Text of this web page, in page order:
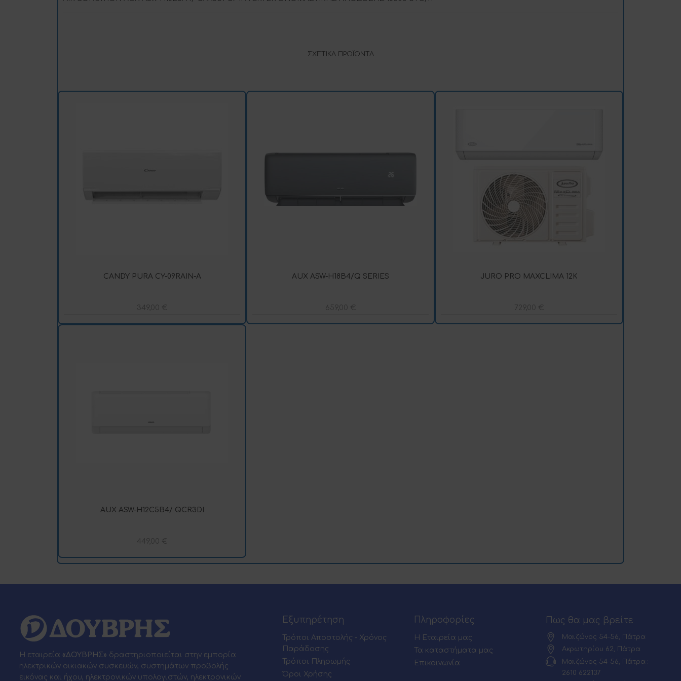
ΣΧΕΤΙΚΆ ΠΡΟΪΌΝΤΑ
CANDY PURA CY-09RAIN-A
349,00 €
AUX ASW-H18B4/Q SERIES
659,00 €
JURO PRO MAXCLIMA 12K
729,00 €
AUX ASW-H12C5B4/ QCR3DI
449,00 €
Η εταιρεία «ΔΟΥΒΡΗΣ» δραστηριοποιείται στην εμπορία
ηλεκτρικών οικιακών συσκευών, συστημάτων προβολής
εικόνας και ήχου, ηλεκτρονικών υπολογιστών, ηλεκτρονικών
Εξυπηρέτηση
Τρόποι Αποστολής - Χρόνος
Παράδοσης
Τρόποι Πληρωμής
Όροι Χρήσης
Πληροφορίες
Η Εταιρεία μας
Τα καταστήματα μας
Επικοινωνία
Πως θα μας βρείτε
Μαιζώνος 54-56, Πάτρα
Ακρωτηρίου 62, Πάτρα
Μαιζώνος 54-56, Πάτρα :
2610 622137